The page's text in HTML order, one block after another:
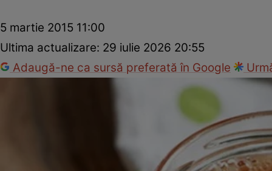
5 martie 2015 11:00
Ultima actualizare: 29 iulie 2026 20:55
Adaugă-ne ca sursă preferată în Google